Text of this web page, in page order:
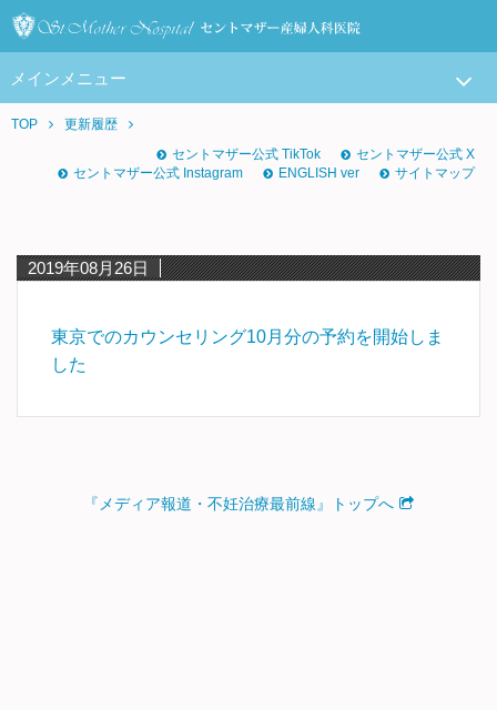
メインメニュー
TOP
更新履歴
セントマザー公式 TikTok
セントマザー公式 X
セントマザー公式 Instagram
ENGLISH ver サイトマップ
2019年08月26日
東京でのカウンセリング10月分の予約を開始しま
した
『メディア報道・不妊治療最前線』トップへ